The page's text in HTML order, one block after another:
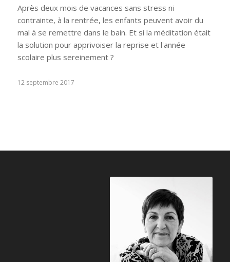
Après deux mois de vacances sans stress ni
contrainte, à la rentrée, les enfants peuvent avoir du
mal à se remettre dans le bain. Et si la méditation était
la solution pour apprivoiser la reprise et l'année
scolaire plus sereinement ?
12 septembre 2017